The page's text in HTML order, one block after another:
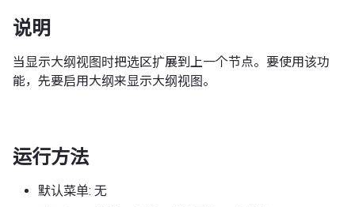
说明
当显示大纲视图时把选区扩展到上一个节点。要使用该功
能，先要启用大纲来显示大纲视图。
运行方法
默认菜单: 无